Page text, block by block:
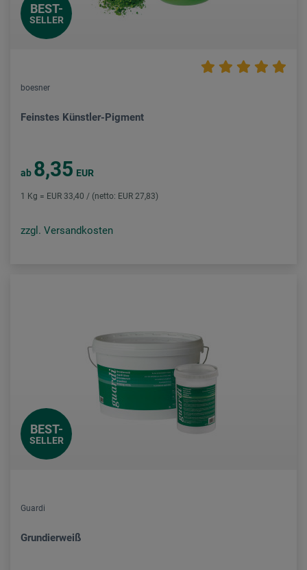
BEST-
SELLER
boesner
Feinstes Künstler-Pigment
ab 8,35 EUR
1 Kg = EUR 33,40 / (netto: EUR 27,83)
zzgl. Versandkosten
BEST-
SELLER
Guardi
Grundierweiß